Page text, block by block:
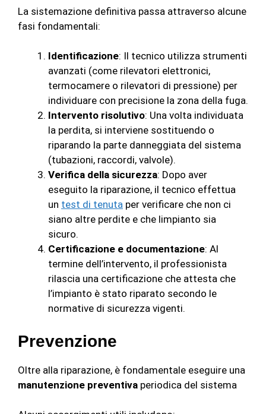
La sistemazione definitiva passa attraverso alcune
fasi fondamentali:
Identificazione: Il tecnico utilizza strumenti
avanzati (come rilevatori elettronici,
termocamere o rilevatori di pressione) per
individuare con precisione la zona della fuga.
Intervento risolutivo: Una volta individuata
la perdita, si interviene sostituendo o
riparando la parte danneggiata del sistema
(tubazioni, raccordi, valvole).
Verifica della sicurezza: Dopo aver
eseguito la riparazione, il tecnico effettua
un test di tenuta per verificare che non ci
siano altre perdite e che limpianto sia
sicuro.
Certificazione e documentazione: Al
termine dell’intervento, il professionista
rilascia una certificazione che attesta che
l’impianto è stato riparato secondo le
normative di sicurezza vigenti.
Prevenzione
Oltre alla riparazione, è fondamentale eseguire una
manutenzione preventiva periodica del sistema